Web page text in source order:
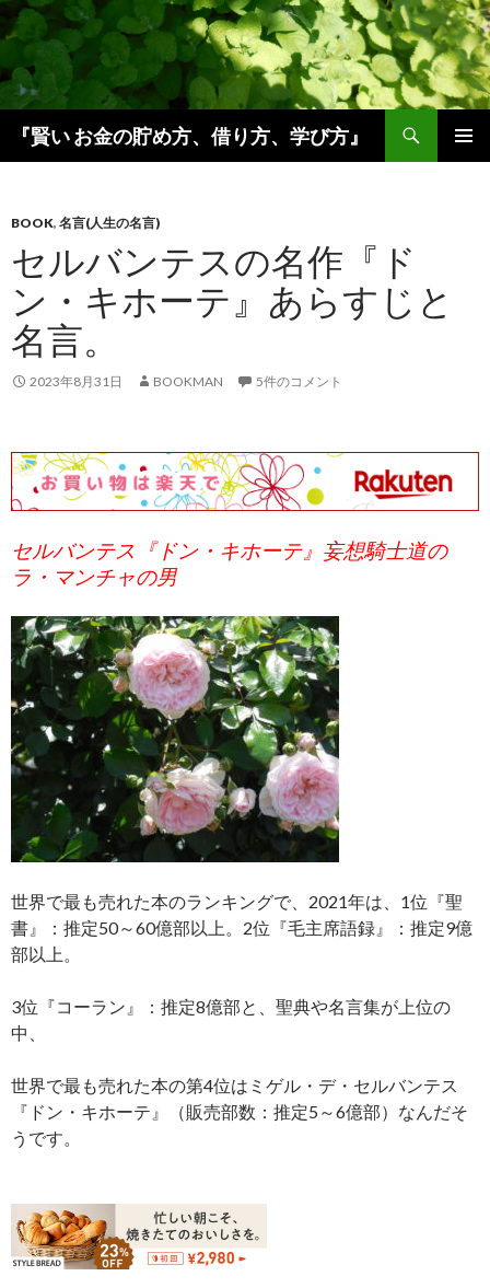
『賢い お金の貯め方、借り方、学び方』
ン
ツ
へ
ス
キ
ッ
プ
BOOK, 名言(人生の名言)
セルバンテスの名作『ド
ン・キホーテ』あらすじと
名言。
2023年8月31日 BOOKMAN 5件のコメント
セルバンテス『ドン・キホーテ』 妄想騎士道の
ラ・マンチャの男
世界で最も売れた本のランキングで、2021年は、1位『聖
書』：推定50～60億部以上。2位『毛主席語録』：推定9億
部以上。
3位『コーラン』：推定8億部と、聖典や名言集が上位の
中、
世界で最も売れた本の第4位はミゲル・デ・セルバンテス
『ドン・キホーテ』（販売部数：推定5～6億部）なんだそ
うです。